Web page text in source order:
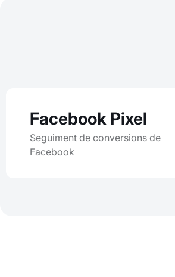
Facebook Pixel
Seguiment de conversions de
Facebook